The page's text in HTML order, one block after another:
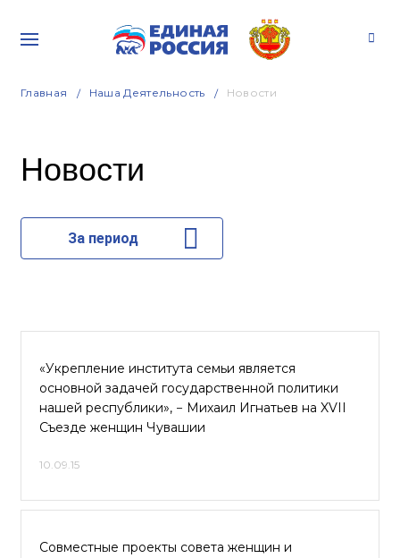
Главная Наша Деятельность Новости
Новости
За период
«Укрепление института семьи является
основной задачей государственной политики
нашей республики», − Михаил Игнатьев на XVII
Съезде женщин Чувашии
10.09.15
Совместные проекты совета женщин и